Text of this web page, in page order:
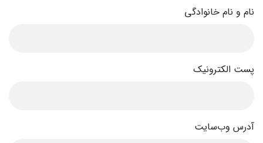
نام و نام خانوادگی
پست الکترونیک
آدرس وب‌سایت